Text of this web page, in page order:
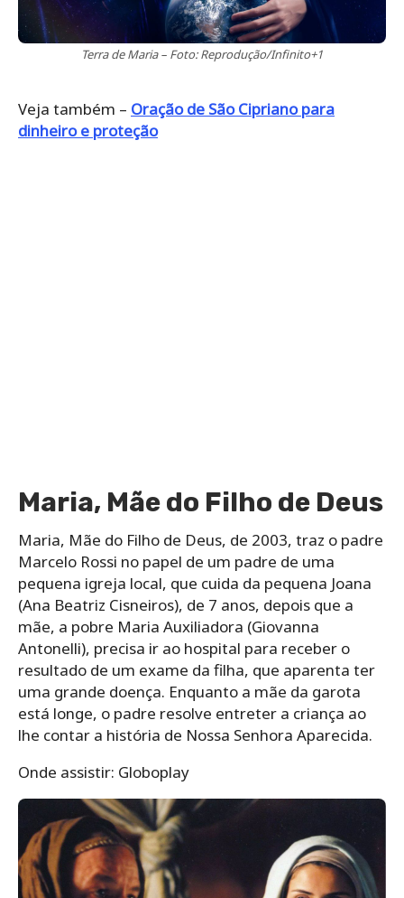
Terra de Maria – Foto: Reprodução/Infinito+1
Veja também – Oração de São Cipriano para
dinheiro e proteção
Maria, Mãe do Filho de Deus
Maria, Mãe do Filho de Deus, de 2003, traz o padre
Marcelo Rossi no papel de um padre de uma
pequena igreja local, que cuida da pequena Joana
(Ana Beatriz Cisneiros), de 7 anos, depois que a
mãe, a pobre Maria Auxiliadora (Giovanna
Antonelli), precisa ir ao hospital para receber o
resultado de um exame da filha, que aparenta ter
uma grande doença. Enquanto a mãe da garota
está longe, o padre resolve entreter a criança ao
lhe contar a história de Nossa Senhora Aparecida.
Onde assistir: Globoplay